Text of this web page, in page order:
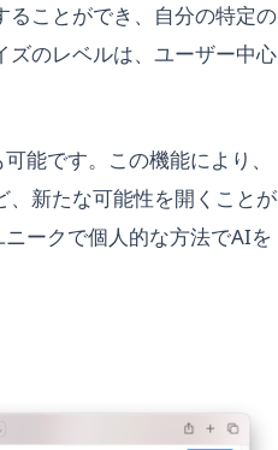
ることができ、自分の特定の
のレベルは、ユーザー中心
能です。この機能により、
新たな可能性を開くことが
ークで個人的な方法でAIを